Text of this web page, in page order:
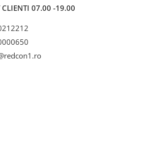
CLIENTI 07.00 -19.00